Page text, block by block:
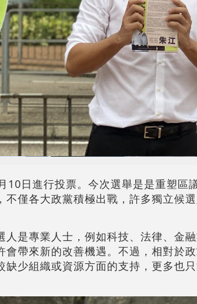
10日進行投票。今次選舉是是重塑區
不僅各大政黨積極出戰，許多獨立候
人是專業人士，例如科技、法律、金
會帶來新的改善機遇。不過，相對於
少組織或資源方面的支持，更多也